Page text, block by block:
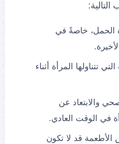
التالية:
الحمل، خاصةً في
تتناولها المرأة أثناء
والابتعاد عن
في الوقت العادي.
قد لا تكون